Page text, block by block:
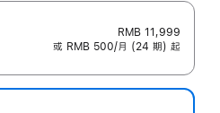
RMB 11,999
或 RMB 500/月 (24 期) 起